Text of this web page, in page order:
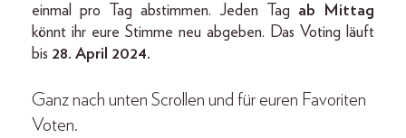
einmal pro Tag abstimmen. Jeden Tag ab Mittag
könnt ihr eure Stimme neu abgeben. Das Voting läuft
bis 28. April 2024.
Ganz nach unten Scrollen und für euren Favoriten
Voten.